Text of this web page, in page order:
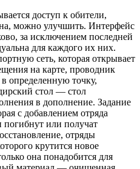
доступ к обители,
можно улучшить. Интерфейс
за исключением последней
для каждого их них.
сеть, которая открывает
на карте, проводник
определенную точку,
стол — стол
в дополнение. Задание
с добавлением отряда
погибнут или получат
отряды
крутится новое
она понадобится для